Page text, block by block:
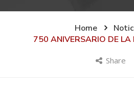
Home
750 ANIVERSARIO DE LA
Share